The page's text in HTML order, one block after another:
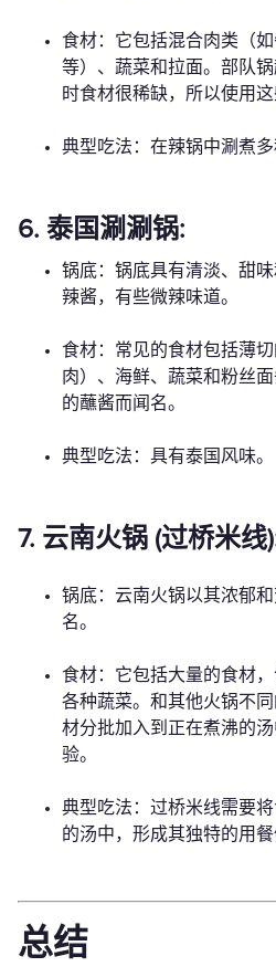
食材：它包括混合肉类（
等）、蔬菜和拉面。部队
时食材很稀缺，所以使用这
典型吃法：在辣锅中涮煮多
6. 泰国涮涮锅:
锅底：锅底具有清淡、甜
辣酱，有些微辣味道。
食材：常见的食材包括薄
肉）、海鲜、蔬菜和粉丝
的蘸酱而闻名。
典型吃法：具有泰国风味。
7. 云南火锅 (过桥米线
锅底：云南火锅以其浓郁
名。
食材：它包括大量的食材
各种蔬菜。和其他火锅不
材分批加入到正在煮沸的
验。
典型吃法：过桥米线需要
的汤中，形成其独特的用餐
总结